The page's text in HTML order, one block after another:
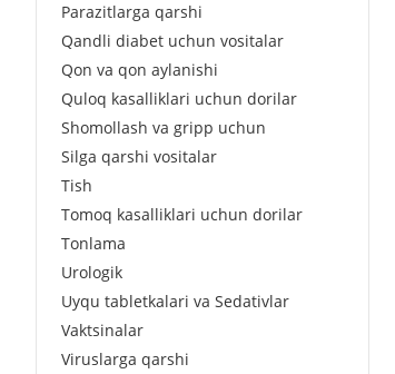
Parazitlarga qarshi
Qandli diabet uchun vositalar
Qon va qon aylanishi
Quloq kasalliklari uchun dorilar
Shomollash va gripp uchun
Silga qarshi vositalar
Tish
Tomoq kasalliklari uchun dorilar
Tonlama
Urologik
Uyqu tabletkalari va Sedativlar
Vaktsinalar
Viruslarga qarshi